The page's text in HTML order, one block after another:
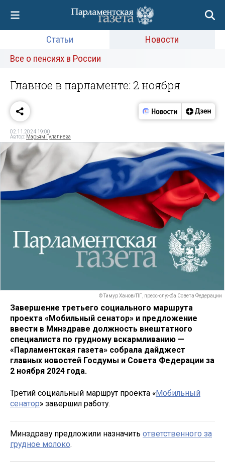
Статьи
Новости
Все о пенсиях в России
Главное в парламенте: 2 ноября
02.11.2024 19:00
Автор: Марьям Гулалиева
© Тимур Ханов/ПГ, пресс-служба Совета Федерации
Завершение третьего социального маршрута
проекта «Мобильный сенатор» и предложение
ввести в Минздраве должность внештатного
специалиста по грудному вскармливанию —
«Парламентская газета» собрала дайджест
главных новостей Госдумы и Совета Федерации за
2 ноября 2024 года.
Третий социальный маршрут проекта «Мобильный
сенатор» завершил работу.
Минздраву предложили назначить ответственного за
грудное молоко.